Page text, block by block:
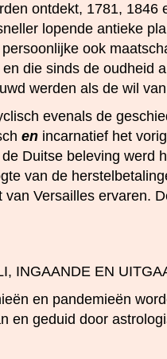
ontdekt, 1781, 1846
lopende antieke
ook
die sinds de oudheid
werden als de wil
evenals de
en incarnatief het
Duitse beleving werd
van de
Versailles ervaren.
INGAANDE EN
en pandemieën
en geduid door